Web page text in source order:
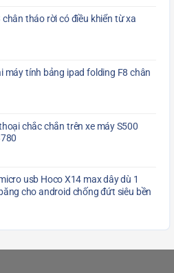
chân tháo rời có điều khiển từ xa
máy tính bảng ipad folding F8 chân
chắc chắn trên xe máy S500
usb Hoco X14 max dây dù 1
cho android chống đứt siêu bền